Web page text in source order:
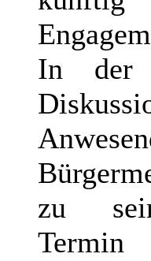
In der
zu